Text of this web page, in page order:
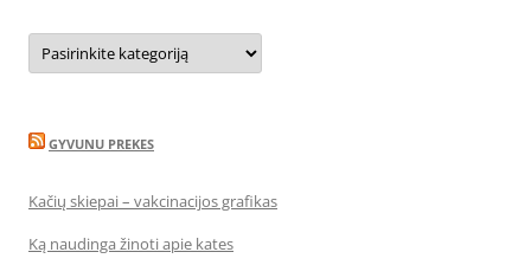
Kategorijos
GYVUNU PREKES
Kačių skiepai – vakcinacijos grafikas
Ką naudinga žinoti apie kates